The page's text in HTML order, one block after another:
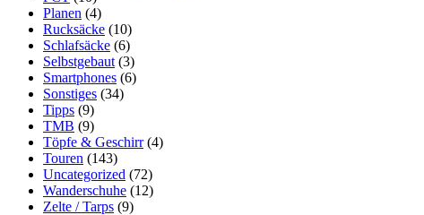
Planen (4)
Rucksäcke (10)
Schlafsäcke (6)
Selbstgebaut (3)
Smartphones (6)
Sonstiges (34)
Tipps (9)
TMB (9)
Töpfe & Geschirr(4)
Touren (143)
Uncategorized (72)
Wanderschuhe (12)
Zelte / Tarps (9)